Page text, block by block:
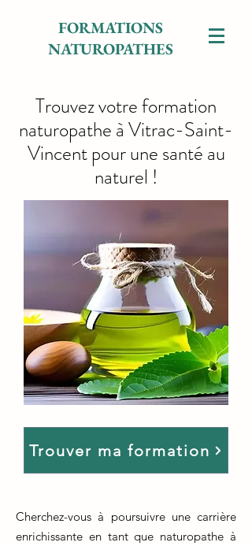
FORMATIONS
NATUROPATHES
Trouvez votre formation
naturopathe à Vitrac-Saint-
Vincent pour une santé au
naturel !
Trouver ma formation
Cherchez-vous à poursuivre une carrière
enrichissante en tant que naturopathe à